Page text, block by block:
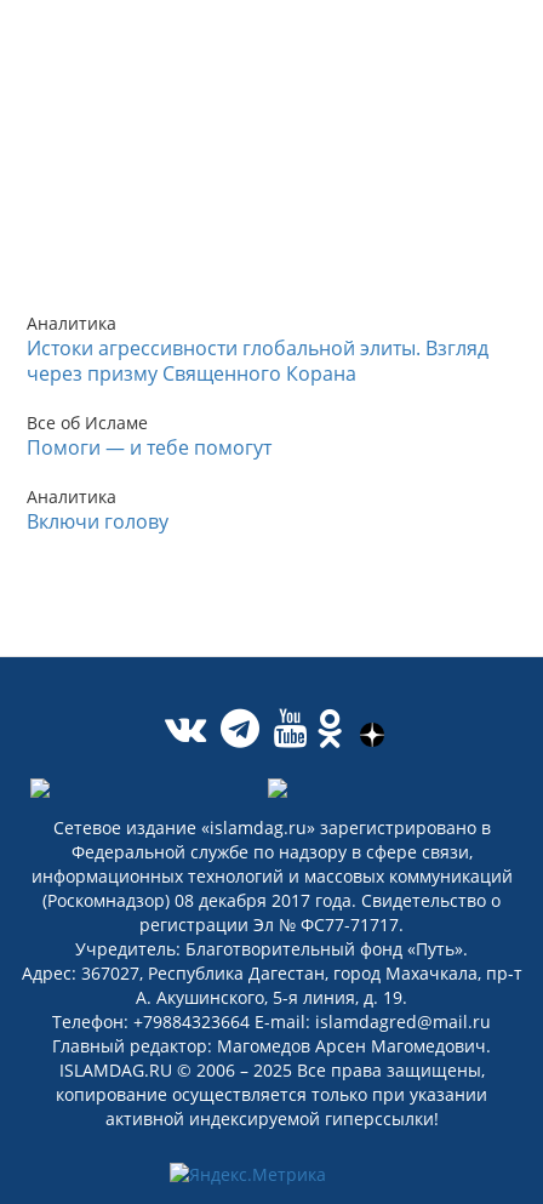
Аналитика
Истоки агрессивности глобальной элиты. Взгляд
через призму Священного Корана
Все об Исламе
Помоги — и тебе помогут
Аналитика
Включи голову
Сетевое издание «islamdag.ru» зарегистрировано в
Федеральной службе по надзору в сфере связи,
информационных технологий и массовых коммуникаций
(Роскомнадзор) 08 декабря 2017 года. Свидетельство о
регистрации Эл № ФС77-71717.
Учредитель: Благотворительный фонд «Путь».
Адрес: 367027, Республика Дагестан, город Махачкала, пр-т
А. Акушинского, 5-я линия, д. 19.
Телефон: +79884323664 E-mail: islamdagred@mail.ru
Главный редактор: Магомедов Арсен Магомедович.
ISLAMDAG.RU © 2006 – 2025 Все права защищены,
копирование осуществляется только при указании
активной индексируемой гиперссылки!